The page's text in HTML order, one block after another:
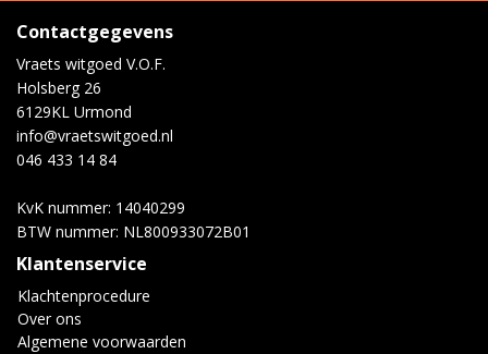
Contactgegevens
Vraets witgoed V.O.F.
Holsberg 26
6129KL Urmond
info@vraetswitgoed.nl
046 433 14 84
KvK nummer: 14040299
BTW nummer: NL800933072B01
Klantenservice
Klachtenprocedure
Over ons
Algemene voorwaarden